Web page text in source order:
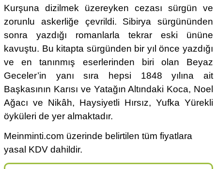
Kurşuna dizilmek üzereyken cezası sürgün ve
zorunlu askerliğe çevrildi. Sibirya sürgününden
sonra yazdığı romanlarla tekrar eski ününe
kavuştu. Bu kitapta sürgünden bir yıl önce yazdığı
ve en tanınmış eserlerinden biri olan Beyaz
Geceler’in yanı sıra hepsi 1848 yılına ait
Başkasının Karısı ve Yatağın Altındaki Koca, Noel
Ağacı ve Nikâh, Haysiyetli Hırsız, Yufka Yürekli
öyküleri de yer almaktadır.
Meinminti.com üzerinde belirtilen tüm fiyatlara
yasal KDV dahildir.